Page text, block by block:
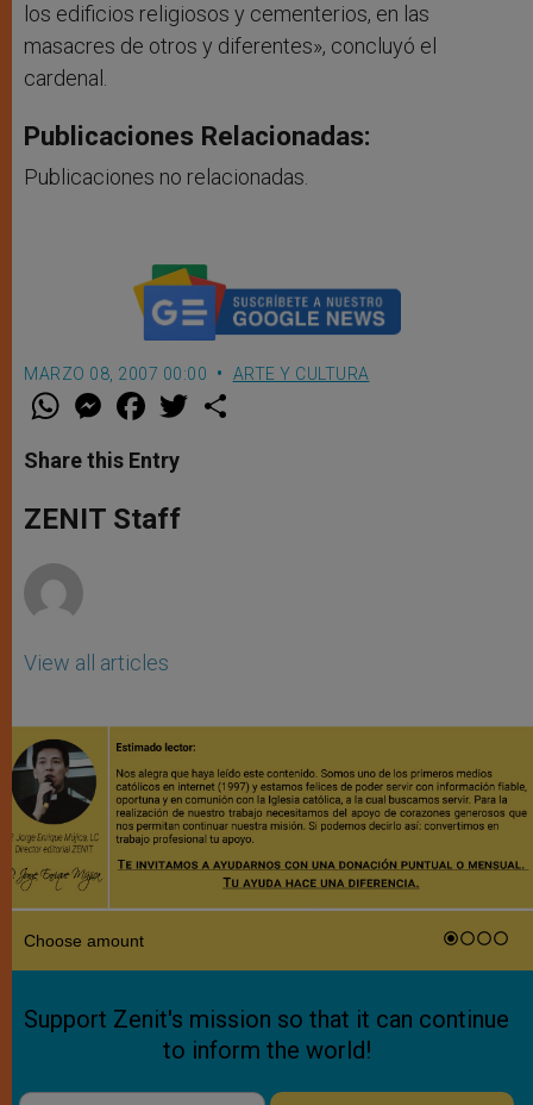
los edificios religiosos y cementerios, en las
masacres de otros y diferentes», concluyó el
cardenal.
Publicaciones Relacionadas:
Publicaciones no relacionadas.
MARZO 08, 2007 00:00 ARTE Y CULTURA
W
t
s
p
p
M
e
s
e
g
e
F
a
e
b
o
k
w
Share this Entry
ZENIT Staff
View all articles